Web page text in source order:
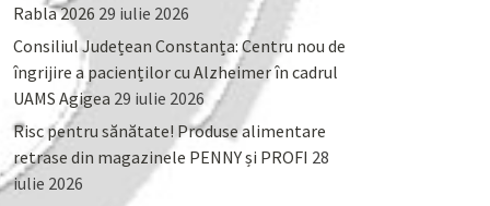
Rabla 2026 29 iulie 2026
Consiliul Județean Constanța: Centru nou de
îngrijire a pacienților cu Alzheimer în cadrul
UAMS Agigea 29 iulie 2026
Risc pentru sănătate! Produse alimentare
retrase din magazinele PENNY și PROFI 28
iulie 2026